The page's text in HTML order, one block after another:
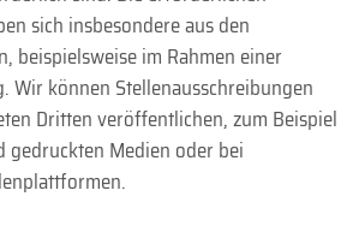
sich insbesondere aus den
beispielsweise im Rahmen einer
Wir können Stellenausschreibungen
Dritten veröffentlichen, zum Beispiel
gedruckten Medien oder bei